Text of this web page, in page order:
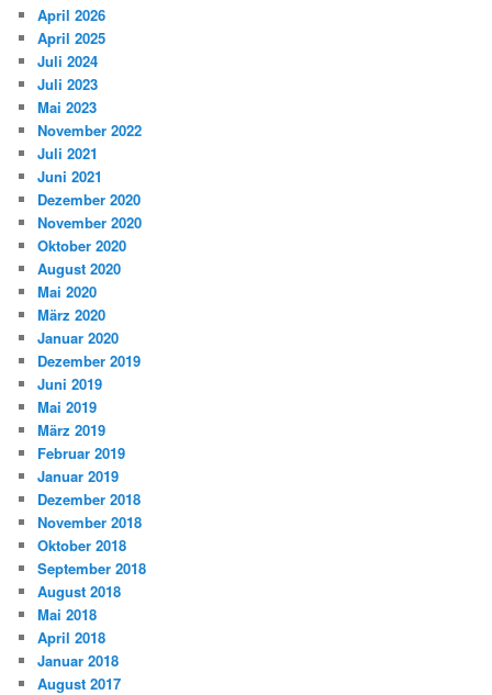
April 2026
April 2025
Juli 2024
Juli 2023
Mai 2023
November 2022
Juli 2021
Juni 2021
Dezember 2020
November 2020
Oktober 2020
August 2020
Mai 2020
März 2020
Januar 2020
Dezember 2019
Juni 2019
Mai 2019
März 2019
Februar 2019
Januar 2019
Dezember 2018
November 2018
Oktober 2018
September 2018
August 2018
Mai 2018
April 2018
Januar 2018
August 2017